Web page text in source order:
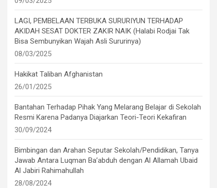
LAGI, PEMBELAAN TERBUKA SURURIYUN TERHADAP
AKIDAH SESAT DOKTER ZAKIR NAIK (Halabi Rodjai Tak
Bisa Sembunyikan Wajah Asli Sururinya)
08/03/2025
Hakikat Taliban Afghanistan
26/01/2025
Bantahan Terhadap Pihak Yang Melarang Belajar di Sekolah
Resmi Karena Padanya Diajarkan Teori-Teori Kekafiran
30/09/2024
Bimbingan dan Arahan Seputar Sekolah/Pendidikan, Tanya
Jawab Antara Luqman Ba’abduh dengan Al Allamah Ubaid
Al Jabiri Rahimahullah
28/08/2024